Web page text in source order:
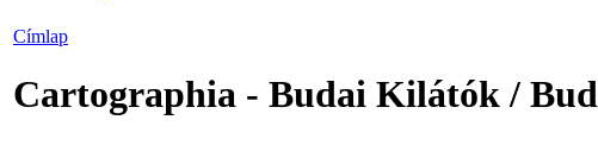
Címlap
Cartographia - Budai Kilátók /